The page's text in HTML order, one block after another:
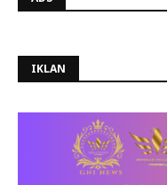
IKLAN